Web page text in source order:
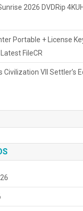
2026 DVDRip
Portable + License
FileCR
Civilization VII Settler’s